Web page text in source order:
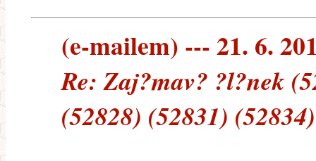
(e-mailem) --- 21. 6.
Re: Zaj?mav? ?l?nek
(52828) (52831)